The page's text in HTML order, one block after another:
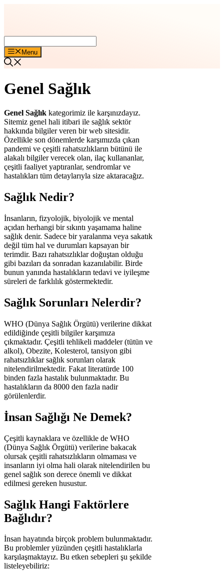
Menu
Genel Sağlık
Genel Sağlık kategorimiz ile karşınızdayız.
Sitemiz genel hali itibari ile sağlık sektör
hakkında bilgiler veren bir web sitesidir.
Özellikle son dönemlerde karşımızda çıkan
pandemi ve çeşitli rahatsızlıkların bütünü ile
alakalı bilgiler verecek olan, ilaç kullananlar,
çeşitli faaliyet yaptıranlar, sendromlar ve
hastalıkları tüm detaylarıyla size aktaracağız.
Sağlık Nedir?
İnsanların, fizyolojik, biyolojik ve mental
açıdan herhangi bir sıkıntı yaşamama haline
sağlık denir. Sadece bir yaralanma veya sakatık
değil tüm hal ve durumları kapsayan bir
terimdir. Bazı rahatsızlıklar doğuştan olduğu
gibi bazıları da sonradan kazanılabilir. Birde
bunun yanında hastalıkların tedavi ve iyileşme
süreleri de farklılık göstermektedir.
Sağlık Sorunları Nelerdir?
WHO (Dünya Sağlık Örgütü) verilerine dikkat
edildiğinde çeşitli bilgiler karşımıza
çıkmaktadır. Çeşitli tehlikeli maddeler (tütün ve
alkol), Obezite, Kolesterol, tansiyon gibi
rahatsızlıklar sağlık sorunları olarak
nitelendirilmektedir. Fakat literatürde 100
binden fazla hastalık bulunmaktadır. Bu
hastalıkların da 8000 den fazla nadir
görülenlerdir.
İnsan Sağlığı Ne Demek?
Çeşitli kaynaklara ve özellikle de WHO
(Dünya Sağlık Örgütü) verilerine bakacak
olursak çeşitli rahatsızlıkların olmaması ve
insanların iyi olma hali olarak nitelendirilen bu
genel sağlık son derece önemli ve dikkat
edilmesi gereken husustur.
Sağlık Hangi Faktörlere
Bağlıdır?
İnsan hayatında birçok problem bulunmaktadır.
Bu problemler yüzünden çeşitli hastalıklarla
karşılaşmaktayız. Bu etken sebepleri şu şekilde
listeleyebiliriz: